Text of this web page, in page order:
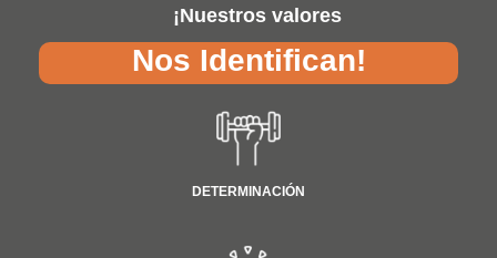
¡Nuestros valores
Nos Identifican!
DETERMINACIÓN